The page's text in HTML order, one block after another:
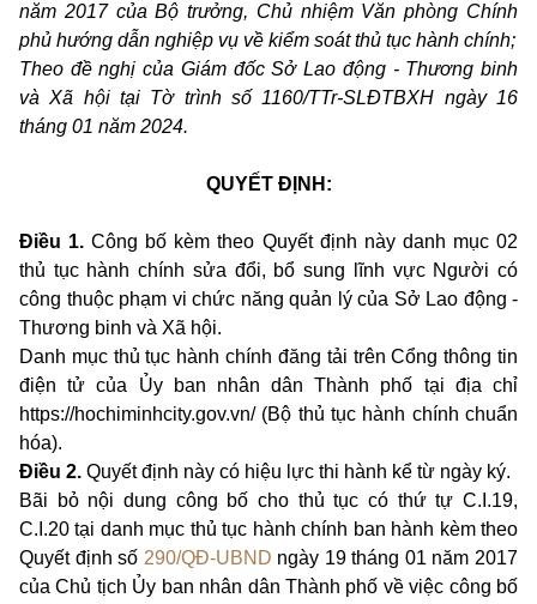
năm 2017 của Bộ trưởng, Chủ nhiệm Văn phòng Chính
phủ hướng dẫn nghiệp vụ về kiểm soát thủ tục hành chính;
Theo đề nghị của Giám đốc Sở Lao động - Thương binh
và Xã hội tại Tờ trình số 1160/TTr-SLĐTBXH ngày 16
tháng 01 năm 2024.
QUYẾT ĐỊNH:
Điều 1. Công bố kèm theo Quyết định này danh mục 02
thủ tục hành chính sửa đổi, bổ sung lĩnh vực Người có
công thuộc phạm vi chức năng quản lý của Sở Lao động -
Thương binh và Xã hội.
Danh mục thủ tục hành chính đăng tải trên Cổng thông tin
điện tử của Ủy ban nhân dân Thành phố tại địa chỉ
https://hochiminhcity.gov.vn/ (Bộ thủ tục hành chính chuẩn
hóa).
Điều 2. Quyết định này có hiệu lực thi hành kể từ ngày ký.
Bãi bỏ nội dung công bố cho thủ tục có thứ tự C.I.19,
C.I.20 tại danh mục thủ tục hành chính ban hành kèm theo
Quyết định số 290/QĐ-UBND ngày 19 tháng 01 năm 2017
của Chủ tịch Ủy ban nhân dân Thành phố về việc công bố